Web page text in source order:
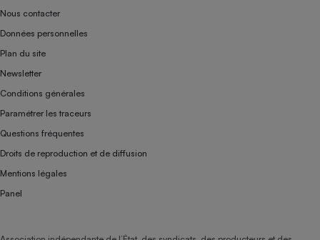
Nous contacter
Données personnelles
Plan du site
Newsletter
Conditions générales
Paramétrer les traceurs
Questions fréquentes
Droits de reproduction et de diffusion
Mentions légales
Panel